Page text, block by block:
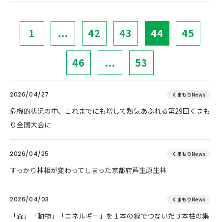
1 ... 42 43 44 45
46 ... 53
2026/04/27 くまもりNews
危機的状況の中、これまでにも増して熱気あふれる第29回くまも
り全国大会に
2026/04/25 くまもりNews
すっかり林相が変わってしまった京都府芦生原生林
2026/04/03 くまもりNews
「森」「動物」「エネルギー」を１本の線でつないだ３本柱の集